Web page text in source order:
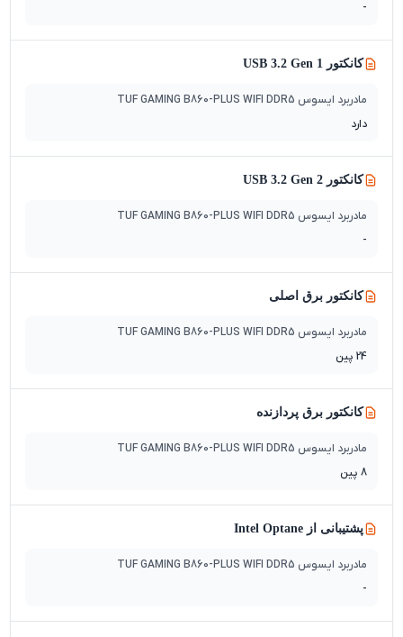
-
کانکتور USB 3.2 Gen 1
مادربرد ایسوس TUF GAMING B860-PLUS WIFI DDR5
دارد
کانکتور USB 3.2 Gen 2
مادربرد ایسوس TUF GAMING B860-PLUS WIFI DDR5
-
کانکتور برق اصلی
مادربرد ایسوس TUF GAMING B860-PLUS WIFI DDR5
24 پین
کانکتور برق پردازنده
مادربرد ایسوس TUF GAMING B860-PLUS WIFI DDR5
8 پین
پشتیبانی از Intel Optane
مادربرد ایسوس TUF GAMING B860-PLUS WIFI DDR5
-